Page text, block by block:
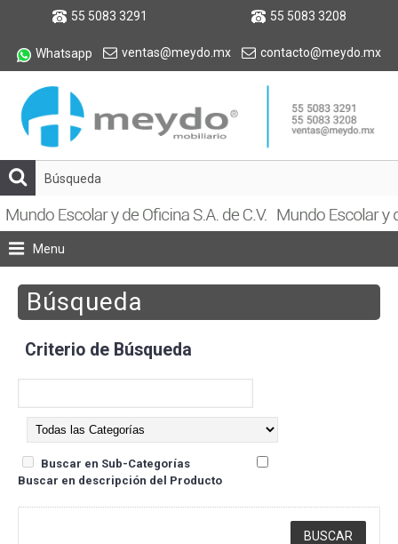
55 5083 3291 55 5083 3208
Whatsapp ventas@meydo.mx contacto@meydo.mx
Menu
Búsqueda
Criterio de Búsqueda
Buscar en Sub-Categorías
Buscar en descripción del Producto